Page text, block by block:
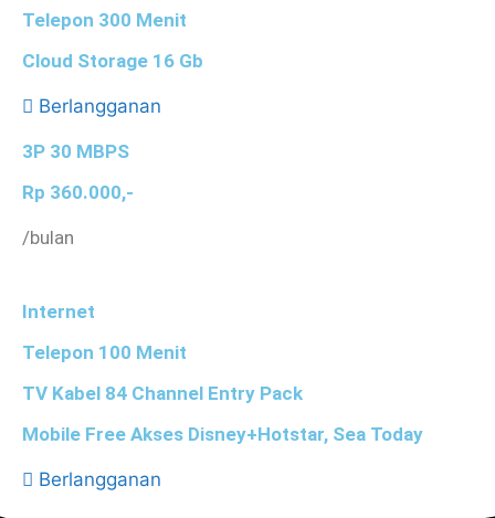
Telepon 300 Menit
Cloud Storage 16 Gb
Berlangganan
3P 30 MBPS
Rp 360.000,-
/bulan
Internet
Telepon 100 Menit
TV Kabel 84 Channel Entry Pack
Mobile Free Akses Disney+Hotstar, Sea Today
Berlangganan